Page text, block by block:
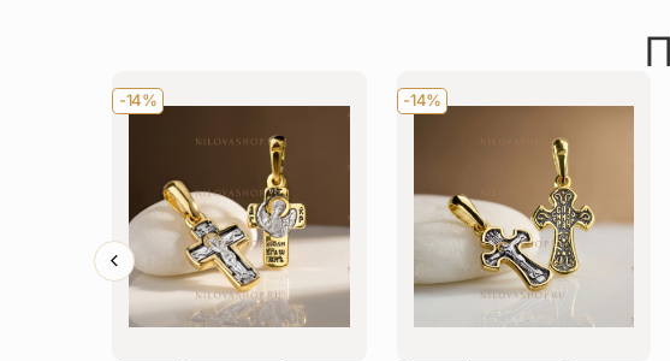
-14% -14%